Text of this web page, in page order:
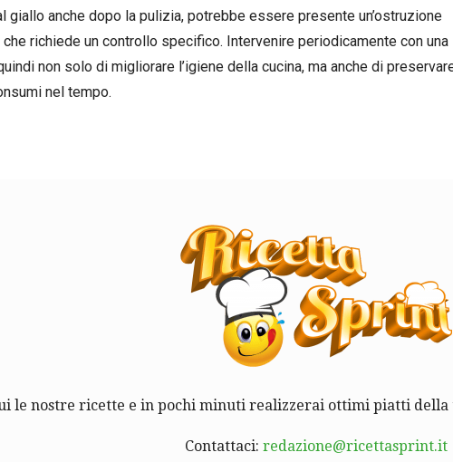
giallo anche dopo la pulizia, potrebbe essere presente un’ostruzione
che richiede un controllo specifico. Intervenire periodicamente con una
non solo di migliorare l’igiene della cucina, ma anche di
nel tempo.
le nostre ricette e in pochi minuti realizzerai ottimi piatti
Contattaci: redazione@ricettasprint.it